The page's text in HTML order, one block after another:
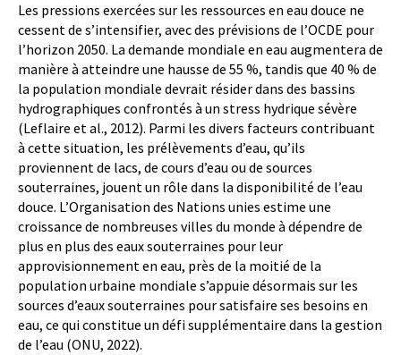
Les pressions exercées sur les ressources en eau douce ne
cessent de s’intensifier, avec des prévisions de l’OCDE pour
l’horizon 2050. La demande mondiale en eau augmentera de
manière à atteindre une hausse de 55 %, tandis que 40 % de
la population mondiale devrait résider dans des bassins
hydrographiques confrontés à un stress hydrique sévère
(Leflaire et al., 2012). Parmi les divers facteurs contribuant
à cette situation, les prélèvements d’eau, qu’ils
proviennent de lacs, de cours d’eau ou de sources
souterraines, jouent un rôle dans la disponibilité de l’eau
douce. L’Organisation des Nations unies estime une
croissance de nombreuses villes du monde à dépendre de
plus en plus des eaux souterraines pour leur
approvisionnement en eau, près de la moitié de la
population urbaine mondiale s’appuie désormais sur les
sources d’eaux souterraines pour satisfaire ses besoins en
eau, ce qui constitue un défi supplémentaire dans la gestion
de l’eau (ONU, 2022).